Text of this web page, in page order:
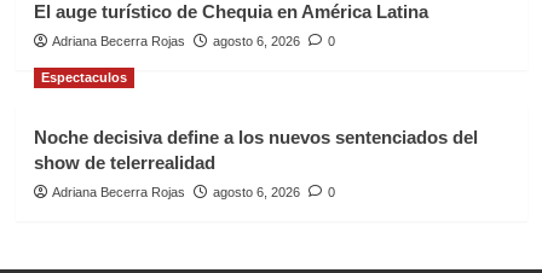
El auge turístico de Chequia en América Latina
Adriana Becerra Rojas agosto 6, 2026 0
Espectaculos
Noche decisiva define a los nuevos sentenciados del
show de telerrealidad
Adriana Becerra Rojas agosto 6, 2026 0